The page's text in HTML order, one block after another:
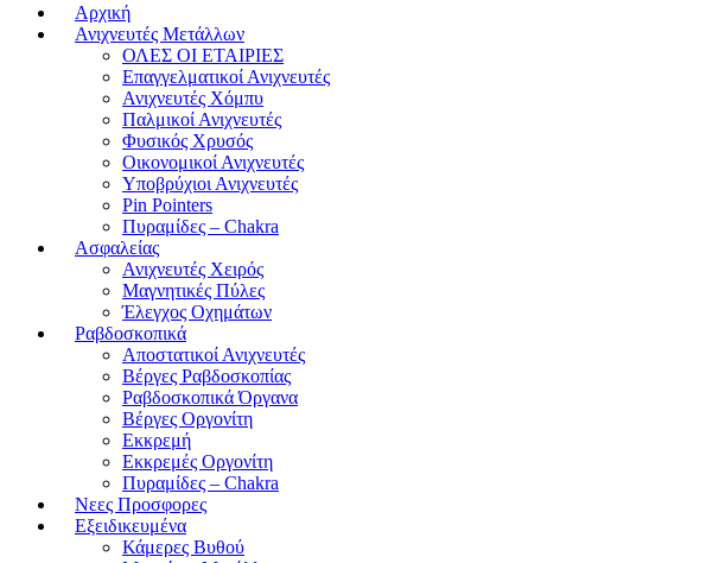
Αρχική
Ανιχνευτές Μετάλλων
ΟΛΕΣ ΟΙ ΕΤΑΙΡΙΕΣ
Επαγγελματικοί Ανιχνευτές
Ανιχνευτές Χόμπυ
Παλμικοί Ανιχνευτές
Φυσικός Χρυσός
Οικονομικοί Ανιχνευτές
Υποβρύχιοι Ανιχνευτές
Pin Pointers
Πυραμίδες – Chakra
Ασφαλείας
Ανιχνευτές Χειρός
Μαγνητικές Πύλες
Έλεγχος Οχημάτων
Ραβδοσκοπικά
Αποστατικοί Ανιχνευτές
Βέργες Ραβδοσκοπίας
Ραβδοσκοπικά Όργανα
Βέργες Οργονίτη
Εκκρεμή
Εκκρεμές Οργονίτη
Πυραμίδες – Chakra
Νεες Προσφορες
Εξειδικευμένα
Κάμερες Βυθού